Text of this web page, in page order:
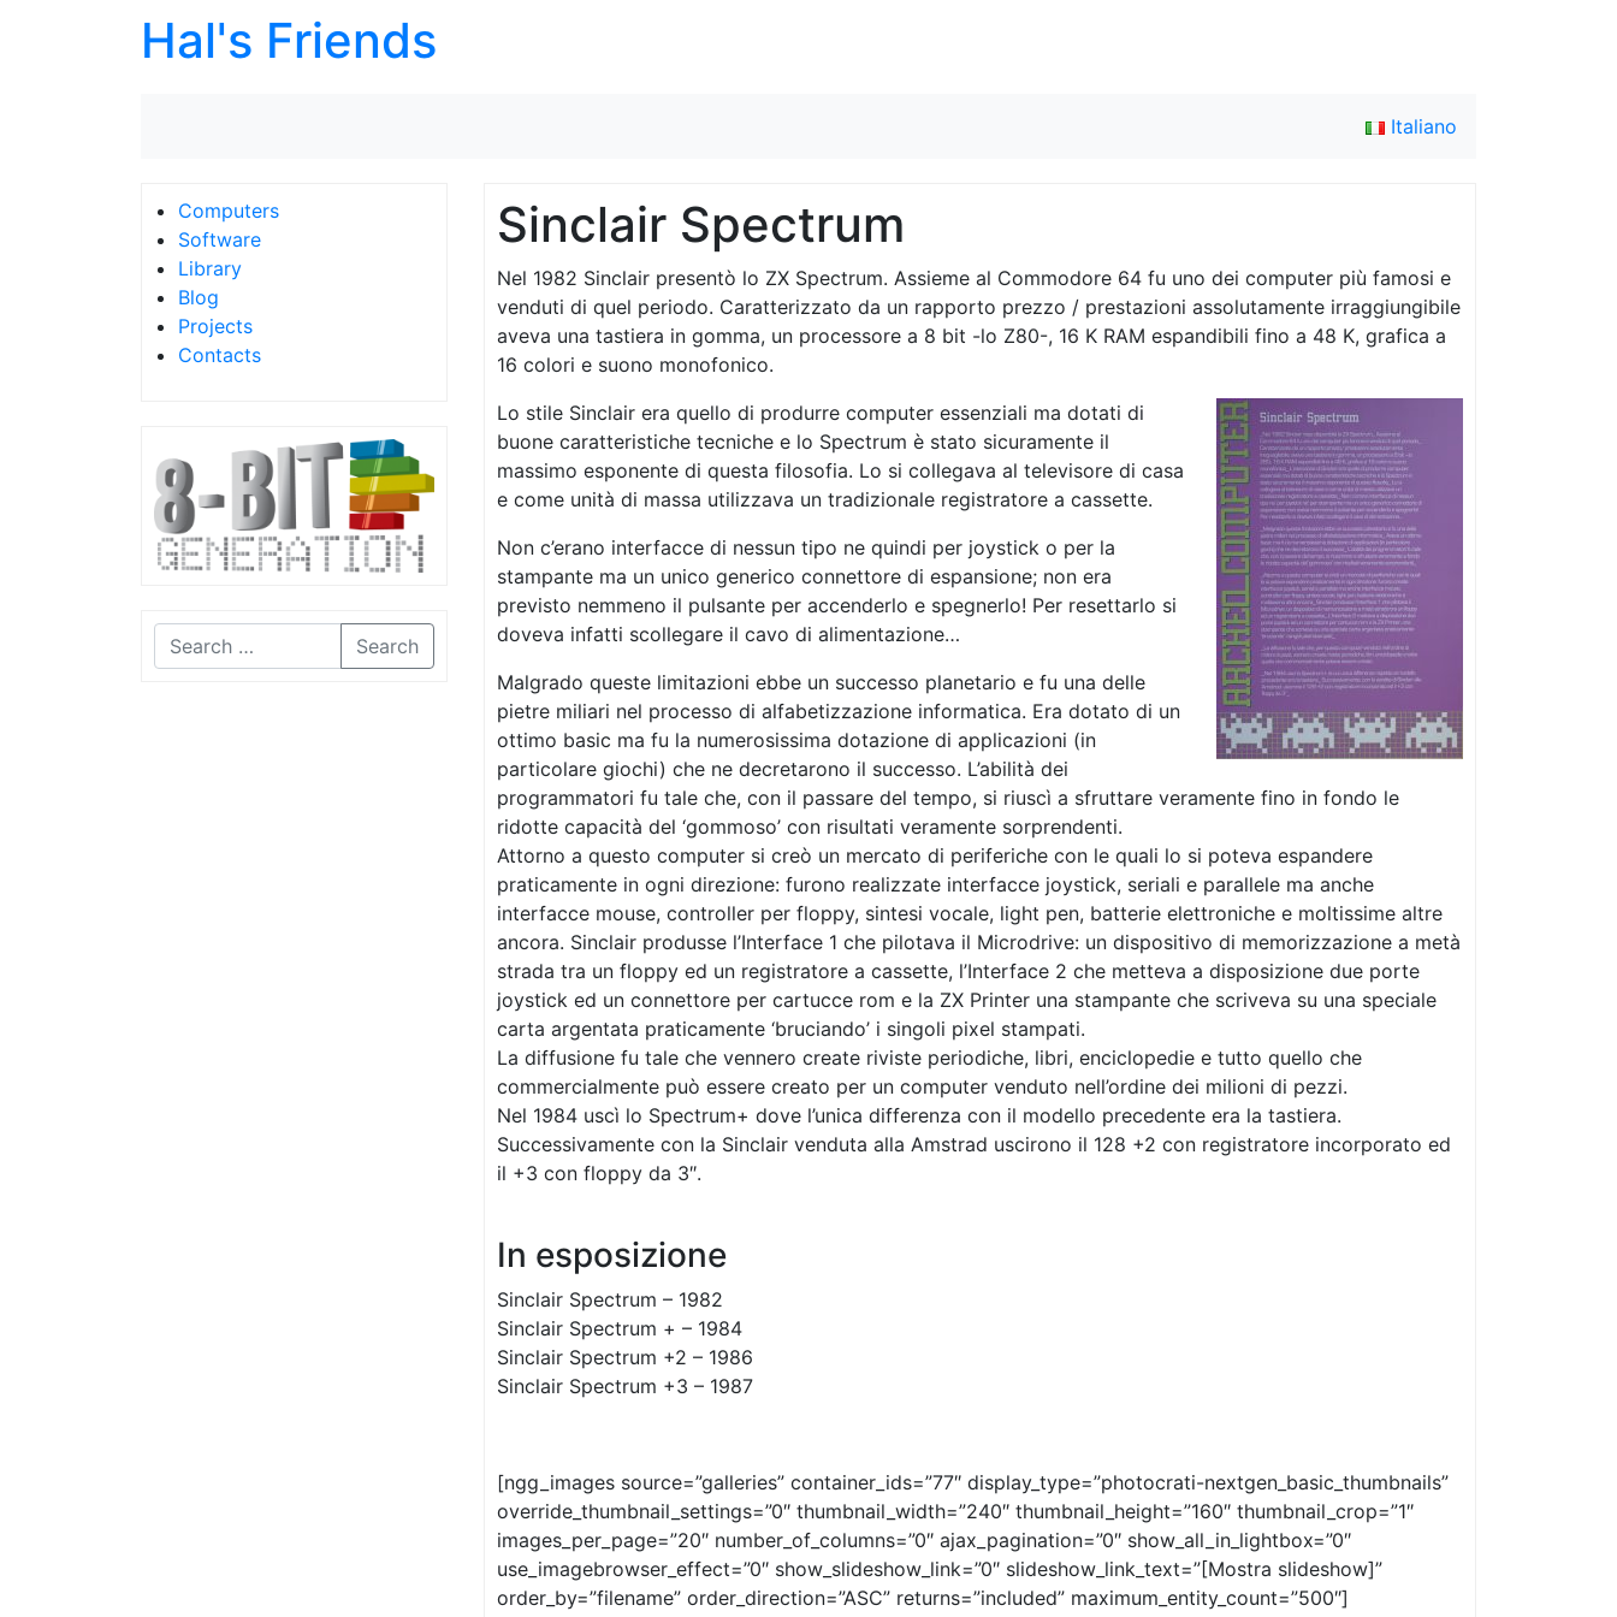
Hal's Friends
Italiano
Computers
Software
Library
Blog
Projects
Contacts
Search
Sinclair Spectrum
Nel 1982 Sinclair presentò lo ZX Spectrum. Assieme al Commodore 64 fu uno dei computer più famosi e
venduti di quel periodo. Caratterizzato da un rapporto prezzo / prestazioni assolutamente irraggiungibile
aveva una tastiera in gomma, un processore a 8 bit -lo Z80-, 16 K RAM espandibili fino a 48 K, grafica a
16 colori e suono monofonico.
Lo stile Sinclair era quello di produrre computer essenziali ma dotati di
buone caratteristiche tecniche e lo Spectrum è stato sicuramente il
massimo esponente di questa filosofia. Lo si collegava al televisore di casa
e come unità di massa utilizzava un tradizionale registratore a cassette.
Non c’erano interfacce di nessun tipo ne quindi per joystick o per la
stampante ma un unico generico connettore di espansione; non era
previsto nemmeno il pulsante per accenderlo e spegnerlo! Per resettarlo si
doveva infatti scollegare il cavo di alimentazione…
Malgrado queste limitazioni ebbe un successo planetario e fu una delle
pietre miliari nel processo di alfabetizzazione informatica. Era dotato di un
ottimo basic ma fu la numerosissima dotazione di applicazioni (in
particolare giochi) che ne decretarono il successo. L’abilità dei
programmatori fu tale che, con il passare del tempo, si riuscì a sfruttare veramente fino in fondo le
ridotte capacità del ‘gommoso’ con risultati veramente sorprendenti.
Attorno a questo computer si creò un mercato di periferiche con le quali lo si poteva espandere
praticamente in ogni direzione: furono realizzate interfacce joystick, seriali e parallele ma anche
interfacce mouse, controller per floppy, sintesi vocale, light pen, batterie elettroniche e moltissime altre
ancora. Sinclair produsse l’Interface 1 che pilotava il Microdrive: un dispositivo di memorizzazione a metà
strada tra un floppy ed un registratore a cassette, l’Interface 2 che metteva a disposizione due porte
joystick ed un connettore per cartucce rom e la ZX Printer una stampante che scriveva su una speciale
carta argentata praticamente ‘bruciando’ i singoli pixel stampati.
La diffusione fu tale che vennero create riviste periodiche, libri, enciclopedie e tutto quello che
commercialmente può essere creato per un computer venduto nell’ordine dei milioni di pezzi.
Nel 1984 uscì lo Spectrum+ dove l’unica differenza con il modello precedente era la tastiera.
Successivamente con la Sinclair venduta alla Amstrad uscirono il 128 +2 con registratore incorporato ed
il +3 con floppy da 3″.
In esposizione
Sinclair Spectrum – 1982
Sinclair Spectrum + – 1984
Sinclair Spectrum +2 – 1986
Sinclair Spectrum +3 – 1987
[ngg_images source=”galleries” container_ids=”77″ display_type=”photocrati-nextgen_basic_thumbnails”
override_thumbnail_settings=”0″ thumbnail_width=”240″ thumbnail_height=”160″ thumbnail_crop=”1″
images_per_page=”20″ number_of_columns=”0″ ajax_pagination=”0″ show_all_in_lightbox=”0″
use_imagebrowser_effect=”0″ show_slideshow_link=”0″ slideshow_link_text=”[Mostra slideshow]”
order_by=”filename” order_direction=”ASC” returns=”included” maximum_entity_count=”500″]